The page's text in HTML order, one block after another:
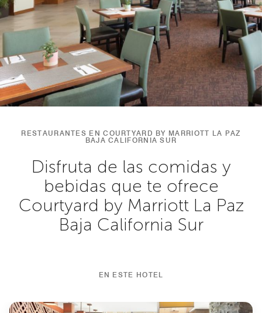
RESTAURANTES EN COURTYARD BY MARRIOTT LA PAZ
BAJA CALIFORNIA SUR
Disfruta de las comidas y
bebidas que te ofrece
Courtyard by Marriott La Paz
Baja California Sur
EN ESTE HOTEL